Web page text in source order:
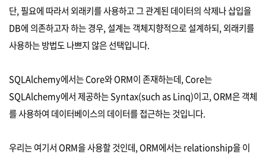
단, 필요에 따라서 외래키를 사용하고 그 관계된 데이터의 삭제나 삽입을
DB에 의존하고자 하는 경우, 설계는 객체지향적으로 설계하되, 외래키를
사용하는 방법도 나쁘지 않은 선택입니다.
SQLAlchemy에서는 Core와 ORM이 존재하는데, Core는
SQLAlchemy에서 제공하는 Syntax(such as Linq)이고, ORM은 객체
를 사용하여 데이터베이스의 데이터를 접근하는 것입니다.
우리는 여기서 ORM을 사용할 것인데, ORM에서는 relationship을 이